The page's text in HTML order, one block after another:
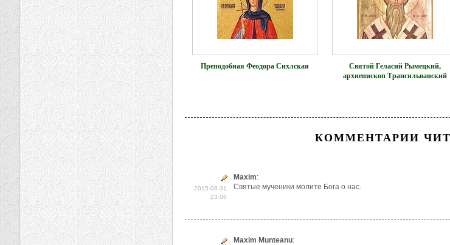
Преподобная Феодора Сихлская
Святой Геласий Рымецкий,
архиепископ Трансильванский
КОММЕНТАРИИ
2015-08-31
23:06
Maxim:
Святые мученики молите Бога о нас.
Maxim Munteanu: